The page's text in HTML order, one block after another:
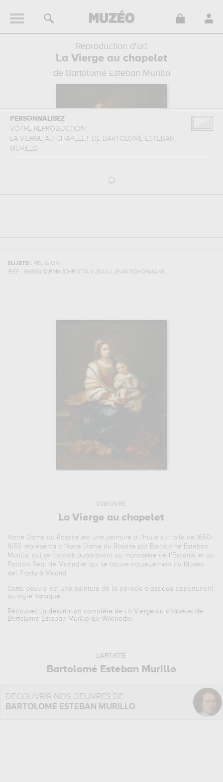
Reproduction d'art
La Vierge au chapelet
de Bartolomé Esteban Murillo
PERSONNALISEZ
VOTRE REPRODUCTION
LA VIERGE AU CHAPELET
DE BARTOLOMÉ ESTEBAN
MURILLO
SUJETS : RELIGION
(REF : 66918) © RMN /CHRISTIAN JEAN / JEAN SCHORMANS
L'OEUVRE
La Vierge au chapelet
Notre Dame du Rosaire est une peinture à l'huile sur toile de 1650-
1655 représentant Notre Dame du Rosaire par Bartolomé Esteban
Murillo, qui se trouvait auparavant au monastère de l'Escorial et au
Palacio Real de Madrid et qui se trouve actuellement au Museo
del Prado à Madrid.
Cette oeuvre est une peinture de la période classique appartenant
au style baroque.
Retrouvez la description complète de La Vierge au chapelet de
Bartolomé Esteban Murillo sur Wikipedia.
L'ARTISTE
Bartolomé Esteban Murillo
DÉCOUVRIR NOS OEUVRES DE
BARTOLOMÉ ESTEBAN MURILLO